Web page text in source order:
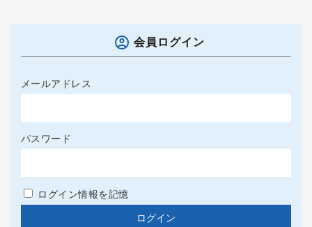
会員ログイン
メールアドレス
パスワード
ログイン情報を記憶